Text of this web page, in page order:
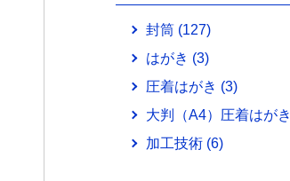
封筒 (127)
はがき (3)
圧着はがき (3)
大判（A4）圧着はがき
加工技術 (6)